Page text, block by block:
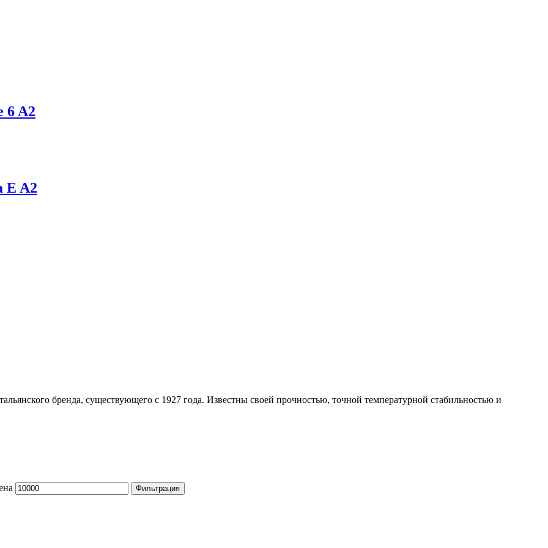
6 A2
E A2
бренда, существующего с 1927 года. Известны своей прочностью, точной температурной стабильностью и
Фильтрация